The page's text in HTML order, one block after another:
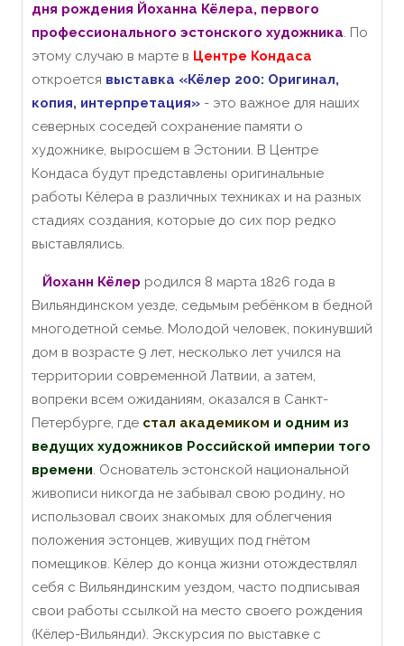
дня рождения Йоханна Кёлера, первого
профессионального эстонского художника. По
этому случаю в марте в Центре Кондаса
откроется выставка «Кёлер 200: Оригинал,
копия, интерпретация» - это важное для наших
северных соседей сохранение памяти о
художнике, выросшем в Эстонии. В Центре
Кондаса будут представлены оригинальные
работы Кёлера в различных техниках и на разных
стадиях создания, которые до сих пор редко
выставлялись.
Йоханн Кёлер родился 8 марта 1826 года в
Вильяндинском уезде, седьмым ребёнком в бедной
многодетной семье. Молодой человек, покинувший
дом в возрасте 9 лет, несколько лет учился на
территории современной Латвии, а затем,
вопреки всем ожиданиям, оказался в Санкт-
Петербурге, где стал академиком и одним из
ведущих художников Российской империи того
времени. Основатель эстонской национальной
живописи никогда не забывал свою родину, но
использовал своих знакомых для облегчения
положения эстонцев, живущих под гнётом
помещиков. Кёлер до конца жизни отождествлял
себя с Вильяндинским уездом, часто подписывая
свои работы ссылкой на место своего рождения
(Кёлер-Вильянди). Экскурсия по выставке с